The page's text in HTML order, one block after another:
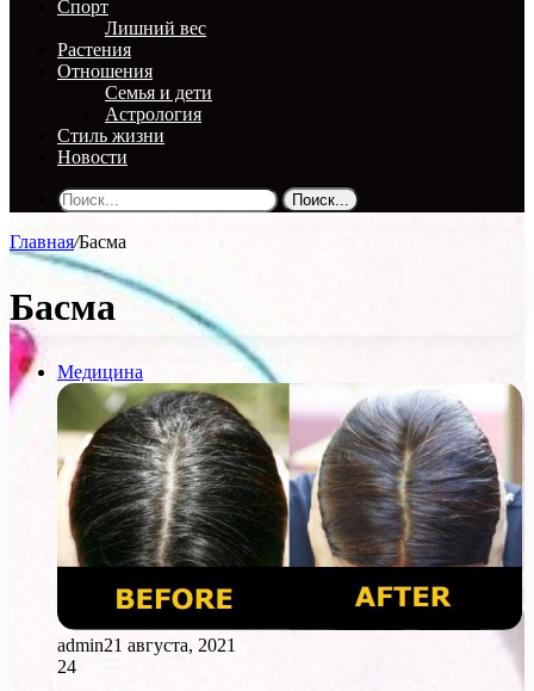
Спорт
Лишний вес
Растения
Отношения
Семья и дети
Астрология
Стиль жизни
Новости
Поиск...
Главная/Басма
Басма
Медицина
admin21 августа, 2021
24